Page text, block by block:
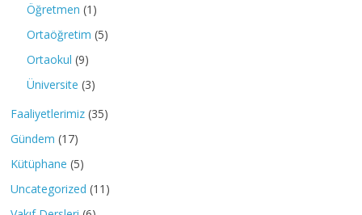
Öğretmen (1)
Ortaöğretim (5)
Ortaokul (9)
Üniversite (3)
Faaliyetlerimiz (35)
Gündem (17)
Kütüphane (5)
Uncategorized (11)